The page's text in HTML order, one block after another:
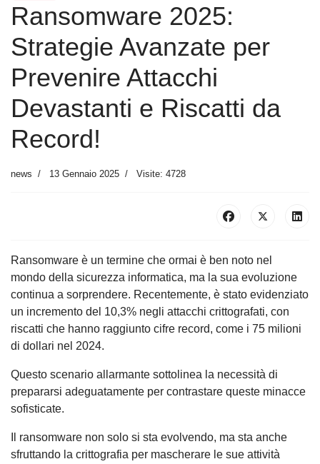
Ransomware 2025:
Strategie Avanzate per
Prevenire Attacchi
Devastanti e Riscatti da
Record!
news 13 Gennaio 2025 Visite: 4728
Ransomware è un termine che ormai è ben noto nel
mondo della sicurezza informatica, ma la sua evoluzione
continua a sorprendere. Recentemente, è stato evidenziato
un incremento del 10,3% negli attacchi crittografati, con
riscatti che hanno raggiunto cifre record, come i 75 milioni
di dollari nel 2024.
Questo scenario allarmante sottolinea la necessità di
prepararsi adeguatamente per contrastare queste minacce
sofisticate.
Il ransomware non solo si sta evolvendo, ma sta anche
sfruttando la crittografia per mascherare le sue attività